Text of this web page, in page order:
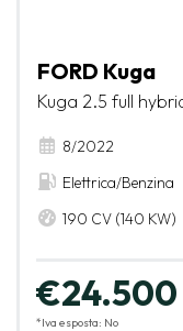
FORD Kuga
Kuga 2.5 full
8/2022
Elettrica/Benzina
190 CV (140 KW)
€24.500
*Iva esposta: No